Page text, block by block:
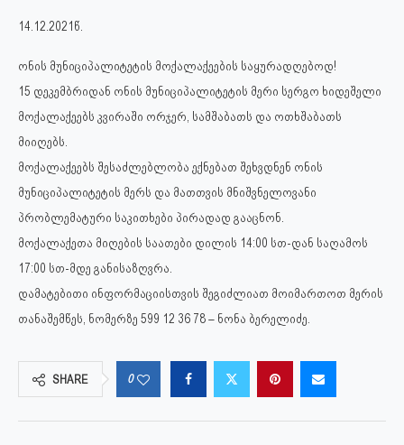
14.12.2021წ.
ონის მუნიციპალიტეტის მოქალაქეების საყურადღებოდ!
15 დეკემბრიდან ონის მუნიციპალიტეტის მერი სერგო ხიდეშელი
მოქალაქეებს კვირაში ორჯერ, სამშაბათს და ოთხშაბათს
მიიღებს.
მოქალაქეებს შესაძლებლობა ექნებათ შეხვდნენ ონის
მუნიციპალიტეტის მერს და მათთვის მნიშვნელოვანი
პრობლემატური საკითხები პირადად გააცნონ.
მოქალაქეთა მიღების საათები დილის 14:00 სთ-დან საღამოს
17:00 სთ-მდე განისაზღვრა.
დამატებითი ინფორმაციისთვის შეგიძლიათ მოიმართოთ მერის
თანაშემწეს, ნომერზე 599 12 36 78 – ნონა ბერელიძე.
SHARE 0